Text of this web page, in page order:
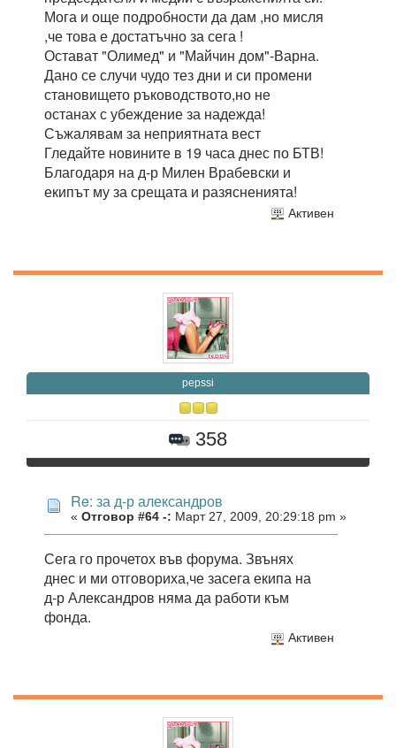
Мога и още подробности да дам ,но мисля
,че това е достатъчно за сега !
Остават "Олимед" и "Майчин дом"-Варна.
Дано се случи чудо тез дни и си промени
становището ръководството,но не
останах с убеждение за надежда!
Съжалявам за неприятната вест
Гледайте новините в 19 часа днес по БТВ!
Благодаря на д-р Милен Врабевски и
екипът му за срещата и разясненията!
Активен
pepssi
358
Re: за д-р александров
« Отговор #64 -: Март 27, 2009, 20:29:18 pm »
Сега го прочетох във форума. Звънях
днес и ми отговориха,че засега екипа на
д-р Александров няма да работи към
фонда.
Активен